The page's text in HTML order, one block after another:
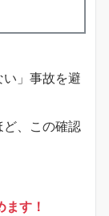
」事故を避
、この確認
す！